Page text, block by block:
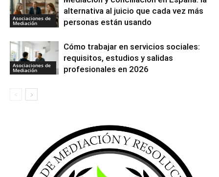
Asociaciones de
Mediación
alternativa al juicio que cada vez más
personas están usando
Asociaciones de
Mediación
Cómo trabajar en servicios sociales:
requisitos, estudios y salidas
profesionales en 2026